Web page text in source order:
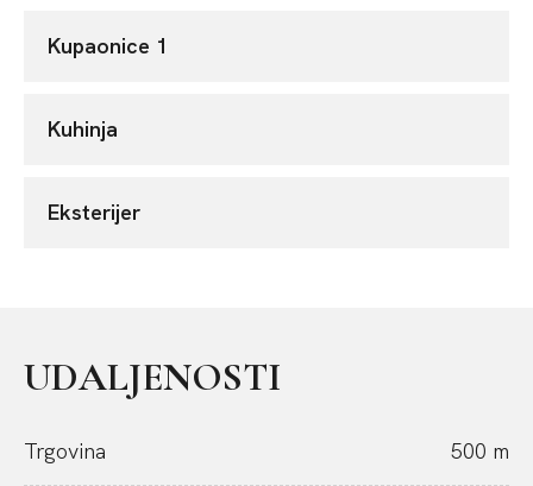
Kupaonice 1
Kuhinja
Eksterijer
UDALJENOSTI
Trgovina 500 m